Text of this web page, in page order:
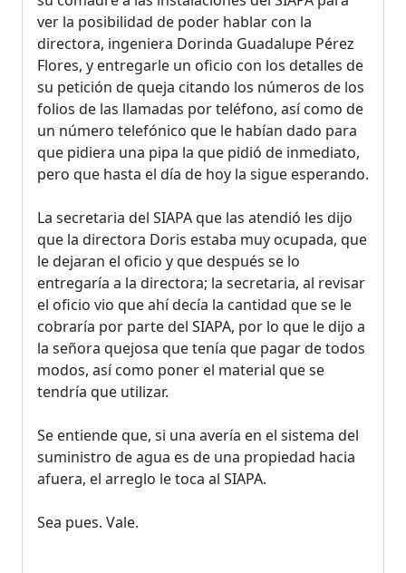
ver la posibilidad de poder hablar con la
directora, ingeniera Dorinda Guadalupe Pérez
Flores, y entregarle un oficio con los detalles de
su petición de queja citando los números de los
folios de las llamadas por teléfono, así como de
un número telefónico que le habían dado para
que pidiera una pipa la que pidió de inmediato,
pero que hasta el día de hoy la sigue esperando.
La secretaria del SIAPA que las atendió les dijo
que la directora Doris estaba muy ocupada, que
le dejaran el oficio y que después se lo
entregaría a la directora; la secretaria, al revisar
el oficio vio que ahí decía la cantidad que se le
cobraría por parte del SIAPA, por lo que le dijo a
la señora quejosa que tenía que pagar de todos
modos, así como poner el material que se
tendría que utilizar.
Se entiende que, si una avería en el sistema del
suministro de agua es de una propiedad hacia
afuera, el arreglo le toca al SIAPA.
Sea pues. Vale.